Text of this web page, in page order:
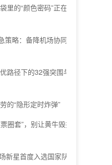
的“颜色密码”正在悄
略：备降机场协同与
路径下的32强突围与
的“隐形定时炸弹”
圈套”，别让黄牛毁掉
新星首度入选国家队